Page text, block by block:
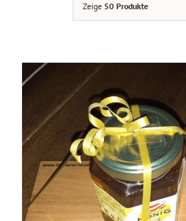
Zeige 50 Produkte